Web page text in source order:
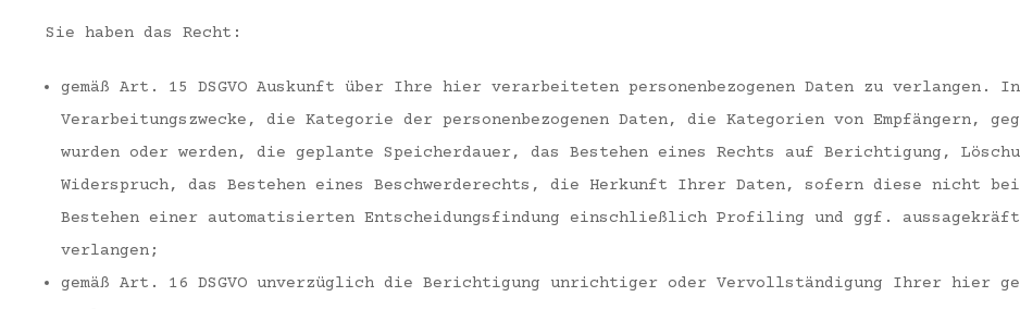
Sie haben das Recht:
gemäß Art. 15 DSGVO Auskunft über Ihre hier verarbeiteten personenbezogenen Daten zu verlangen.
Verarbeitungszwecke, die Kategorie der personenbezogenen Daten, die Kategorien von Empfängern,
wurden oder werden, die geplante Speicherdauer, das Bestehen eines Rechts auf Berichtigung,
Widerspruch, das Bestehen eines Beschwerderechts, die Herkunft Ihrer Daten, sofern diese nicht bei
Bestehen einer automatisierten Entscheidungsfindung einschließlich Profiling und ggf.
verlangen;
gemäß Art. 16 DSGVO unverzüglich die Berichtigung unrichtiger oder Vervollständigung Ihrer hier